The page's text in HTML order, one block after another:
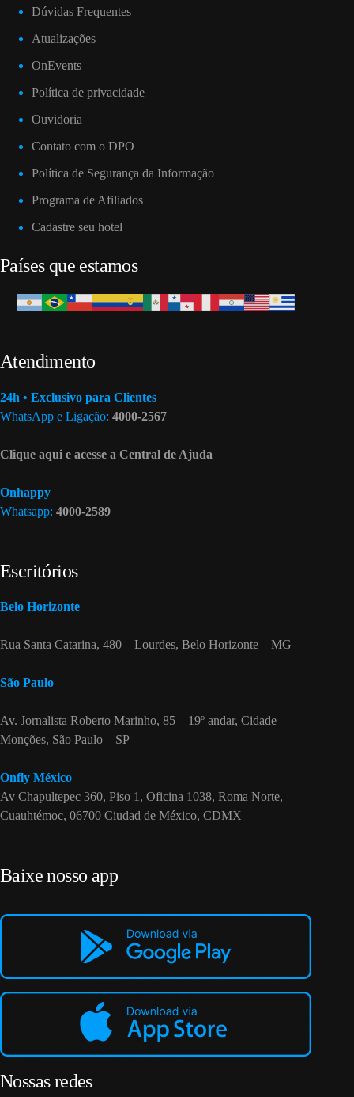
Dúvidas Frequentes
Atualizações
OnEvents
Política de privacidade
Ouvidoria
Contato com o DPO
Política de Segurança da Informação
Programa de Afiliados
Cadastre seu hotel
Países que estamos
Atendimento
24h • Exclusivo para Clientes
WhatsApp e Ligação: 4000-2567
Clique aqui e acesse a Central de Ajuda
Onhappy
Whatsapp: 4000-2589
Escritórios
Belo Horizonte
Rua Santa Catarina, 480 – Lourdes, Belo Horizonte – MG
São Paulo
Av. Jornalista Roberto Marinho, 85 – 19º andar, Cidade
Monções, São Paulo – SP
Onfly México
Av Chapultepec 360, Piso 1, Oficina 1038, Roma Norte,
Cuauhtémoc, 06700 Ciudad de México, CDMX
Baixe nosso app
Nossas redes